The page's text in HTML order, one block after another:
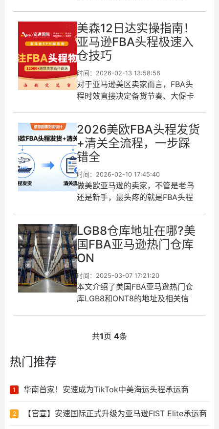
造了专属的FBA头程解决方案，美
森1
美森12日达实操指南！
亚马逊FBA头程极速入
仓技巧
时间：2026-02-13 13:58:56
对于亚马逊美区卖家而言，FBA头
程时效直接决定备货节奏、大促卡
后11-12天即可完成入仓，成为
2026美欧FBA头程发货
+清关全流程，一步踩
错全
时间：2026-02-10 17:45:40
做美欧亚马逊的卖家，不管是老鸟
还是新手，最头疼的就是FBA头程
EWR4这些热门仓又容易爆仓，
LGB8仓库地址在哪?美
国FBA亚马逊热门仓库
ON
时间：2025-03-07 17:21:20
本文介绍了美国FBA亚马逊热门仓
库LGB8和ONT8的地址及相关信
速响应加州及周边地区的订单需
共1页 4条
热门推荐
1 华南首家！安速成为TikTok中美海运头程承运商
2 【官宣】安速国际正式升级为亚马逊FIST Elite承运商